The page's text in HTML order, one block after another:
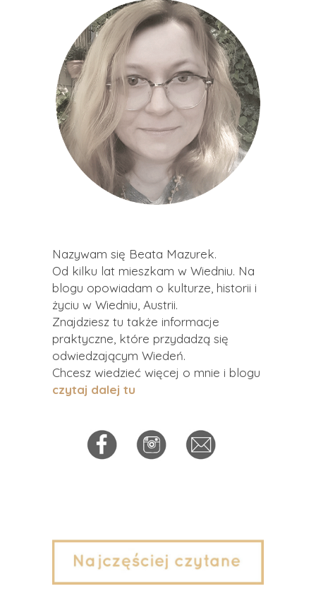
Nazywam się Beata Mazurek.
Od kilku lat mieszkam w Wiedniu. Na
blogu opowiadam o kulturze, historii i
życiu w Wiedniu, Austrii.
Znajdziesz tu także informacje
praktyczne, które przydadzą się
odwiedzającym Wiedeń.
Chcesz wiedzieć więcej o mnie i blogu
czytaj dalej tu